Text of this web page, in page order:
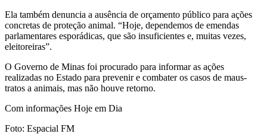
Ela também denuncia a ausência de orçamento público para ações
concretas de proteção animal. “Hoje, dependemos de emendas
parlamentares esporádicas, que são insuficientes e, muitas vezes,
eleitoreiras”.
O Governo de Minas foi procurado para informar as ações
realizadas no Estado para prevenir e combater os casos de maus-
tratos a animais, mas não houve retorno.
Com informações Hoje em Dia
Foto: Espacial FM